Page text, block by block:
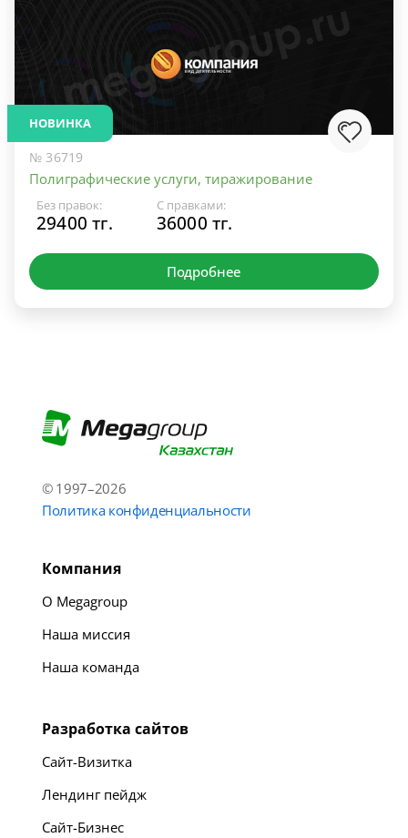
НОВИНКА
№ 36719
Полиграфические услуги, тиражирование
Без правок:
29400 тг.
С правками:
36000 тг.
Подробнее
© 1997–2026
Политика конфиденциальности
Компания
О Megagroup
Наша миссия
Наша команда
Разработка сайтов
Сайт-Визитка
Лендинг пейдж
Сайт-Бизнес